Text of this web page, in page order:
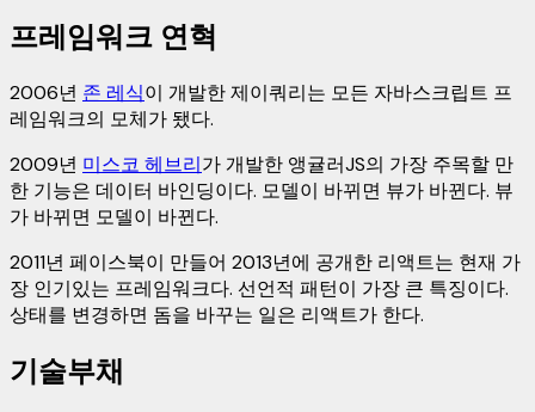
프레임워크 연혁
2006년 존 레식이 개발한 제이쿼리는 모든 자바스크립트 프
레임워크의 모체가 됐다.
2009년 미스코 헤브리가 개발한 앵귤러JS의 가장 주목할 만
한 기능은 데이터 바인딩이다. 모델이 바뀌면 뷰가 바뀐다. 뷰
가 바뀌면 모델이 바뀐다.
2011년 페이스북이 만들어 2013년에 공개한 리액트는 현재 가
장 인기있는 프레임워크다. 선언적 패턴이 가장 큰 특징이다.
상태를 변경하면 돔을 바꾸는 일은 리액트가 한다.
기술부채